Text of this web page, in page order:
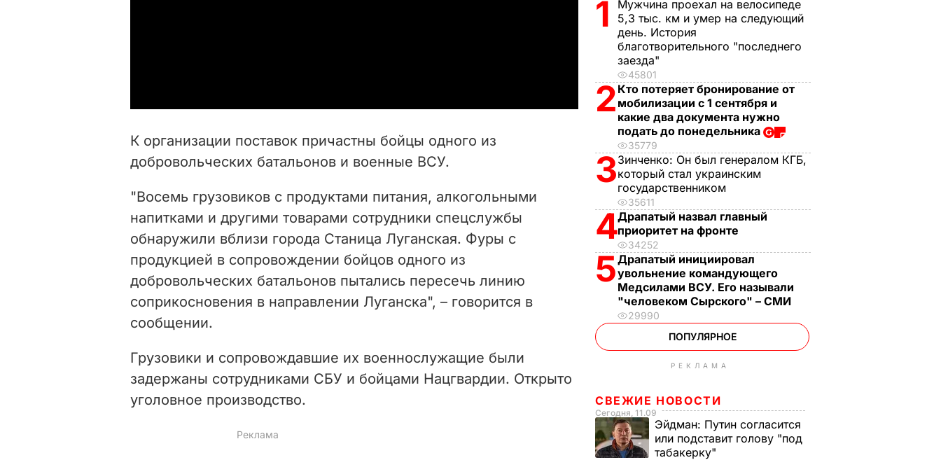
i
d
e
o
К организации поставок причастны бойцы одного из
добровольческих батальонов и военные ВСУ.
"Восемь грузовиков с продуктами питания, алкогольными
напитками и другими товарами сотрудники спецслужбы
обнаружили вблизи города Станица Луганская. Фуры с
продукцией в сопровождении бойцов одного из
добровольческих батальонов пытались пересечь линию
соприкосновения в направлении Луганска", – говорится в
сообщении.
Грузовики и сопровождавшие их военнослужащие были
задержаны сотрудниками СБУ и бойцами Нацгвардии. Открыто
уголовное производство.
1
Мужчина проехал на велосипеде
5,3 тыс. км и умер на следующий
день. История
благотворительного "последнего
заезда"
45801
2 Кто потеряет бронирование от
мобилизации с 1 сентября и
какие два документа нужно
подать до понедельника
35779
3Зинченко: Он был генералом КГБ,
который стал украинским
государственником
35611
4Драпатый назвал главный
приоритет на фронте
34252
5Драпатый инициировал
увольнение командующего
Медсилами ВСУ. Его называли
"человеком Сырского" – СМИ
29990
ПОПУЛЯРНОЕ
РЕКЛАМА
СВЕЖИЕ НОВОСТИ
Сегодня, 11.09
Эйдман: Путин согласится
или подставит голову "под
табакерку"